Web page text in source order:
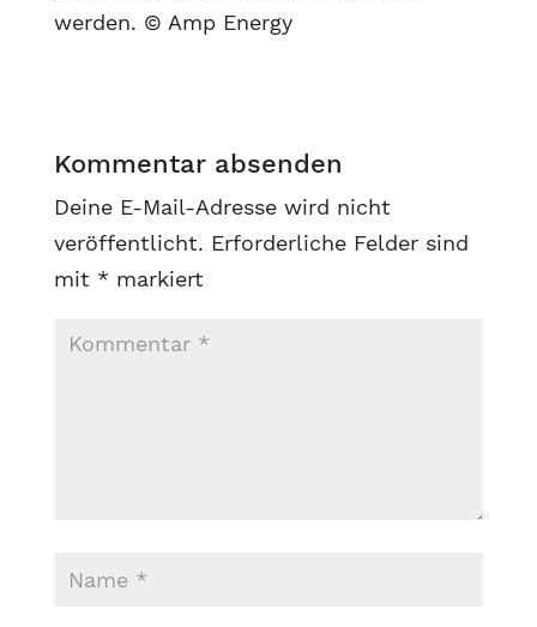
werden. © Amp Energy
Kommentar absenden
Deine E-Mail-Adresse wird nicht
veröffentlicht. Erforderliche Felder sind
mit * markiert